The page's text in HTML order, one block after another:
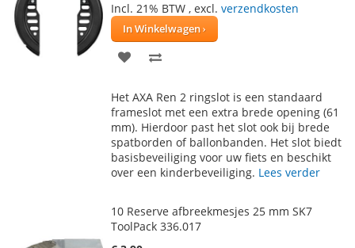
Incl. 21% BTW , excl. verzendkosten
In Winkelwagen
VOEG
AAN
VERLANGLIJST
TE
VERGELIJKEN
Het AXA Ren 2 ringslot is een standaard
frameslot met een extra brede opening (61
mm). Hierdoor past het slot ook bij brede
spatborden of ballonbanden. Het slot biedt
basisbeveiliging voor uw fiets en beschikt
over een kinderbeveiliging. Lees verder
10 Reserve afbreekmesjes 25 mm SK7
ToolPack 336.017